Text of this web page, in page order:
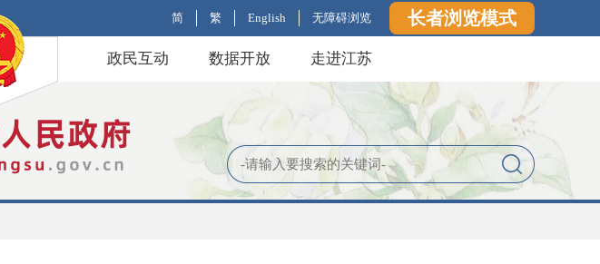
简 繁 English 无障碍浏览 长者浏览模式
政民互动 数据开放 走进江苏